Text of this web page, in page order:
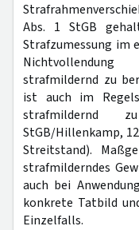
Abs. 1 StGB
Strafzumessung im
strafmildernd zu
ist auch im
strafmildernd
StGB/Hillenkamp,
Streitstand).
strafmilderndes
auch bei
konkrete Tatbild
Einzelfalls.